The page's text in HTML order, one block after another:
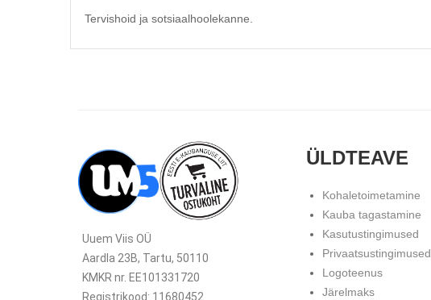
Tervishoid ja sotsiaalhoolekanne.
Uuem Viis OÜ
Aardla 23B, Tartu, 50110
KMKR nr. EE101331720
Registrikood: 11680452
ÜLDTEAVE
Kohaletoimetamine
Kauba tagastamine
Kasutustingimused
Privaatsustingimused
Logoteenus
Järelmaks